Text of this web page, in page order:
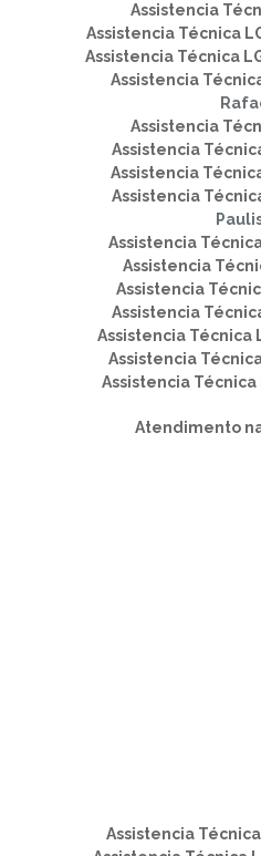
Assistencia
Assistencia Técnica
Assistencia Técnica
Assistencia
Assistencia
Assistencia
Assistencia
Assistencia
Assistencia
Assistencia
Assistencia
Assistencia
Assistencia Técnica
Assistencia
Assistencia Técnica
Atendimento
Assistencia Técnica